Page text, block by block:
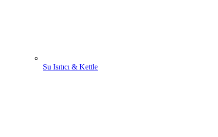
Su Isıtıcı & Kettle